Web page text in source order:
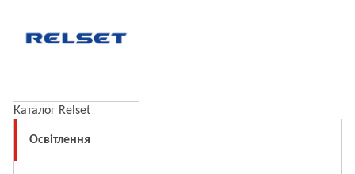
Каталог Relset
Освітлення